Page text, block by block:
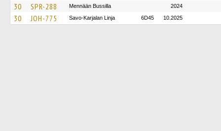
30 SPR-288 Mennään Bussilla 2024
30 JOH-775 Savo-Karjalan Linja 6D45 10.2025